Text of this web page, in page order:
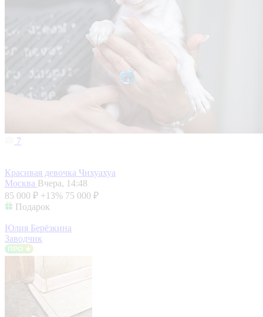
7
Красивая девочка Чихуахуа
Москва Вчера, 14:48
85 000 ₽ +13% 75 000 ₽
Подарок
Юлия Берёзкина
Заводчик